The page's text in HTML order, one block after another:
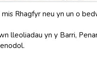
Rhagfyr neu yn un o
lleoliadau yn y Barri,